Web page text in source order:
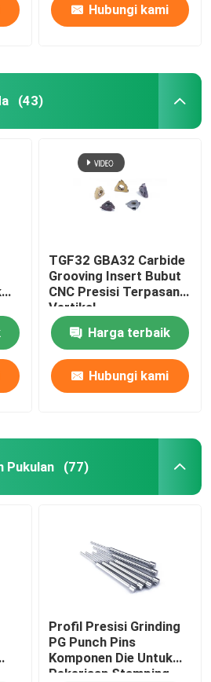
Hubungi kami
(43)
TGF32 GBA32 Carbide
Grooving Insert Bubut
CNC Presisi Terpasang
Vertikal
Harga terbaik
Hubungi kami
Pukulan (77)
Profil Presisi Grinding
PG Punch Pins
Komponen Die Untuk
Pekerjaan Stamping